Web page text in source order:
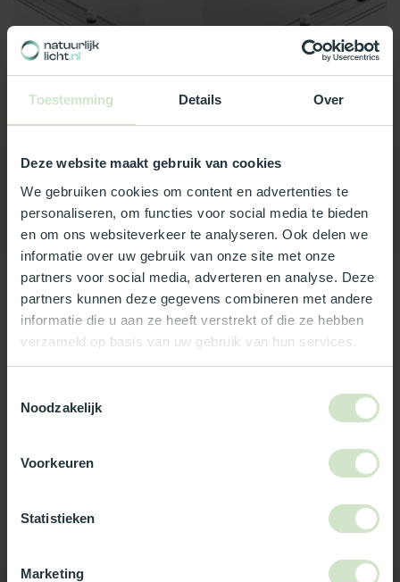
Toestemming Details Over
Deze website maakt gebruik van cookies
We gebruiken cookies om content en advertenties te
personaliseren, om functies voor social media te bieden
en om ons websiteverkeer te analyseren. Ook delen we
informatie over uw gebruik van onze site met onze
partners voor social media, adverteren en analyse. Deze
partners kunnen deze gegevens combineren met andere
informatie die u aan ze heeft verstrekt of die ze hebben
verzameld op basis van uw gebruik van hun services.
Noodzakelijk
Voorkeuren
Statistieken
Marketing
enkelwandige lichtkoepel?
Enkelwandige koepels worden toegepast in buitensituatie
waar isolatie geen issue is....
dubbelwandige lichtkoepel?